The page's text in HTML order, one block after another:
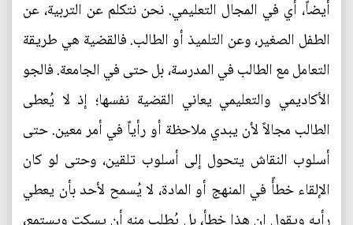
أيضاً، أي في المجال التعليمي. نحن نتكلم عن التربية، عن
الطفل الصغير، وعن التلميذ أو الطالب. فالقضية هي طريقة
التعامل مع الطالب في المدرسة، بل حتى في الجامعة. فالجو
الأكاديمي والتعليمي يعاني القضية نفسها؛ إذ لا يُعطى
الطالب مجالاً لأن يبدي ملاحظة أو رأياً في أمر معين. حتى
أسلوب النقاش يتحول إلى أسلوب تلقين، وحتى لو كان
الإلقاء خطأً في المنهج أو المادة، لا يُسمح لأحد بأن يعطي